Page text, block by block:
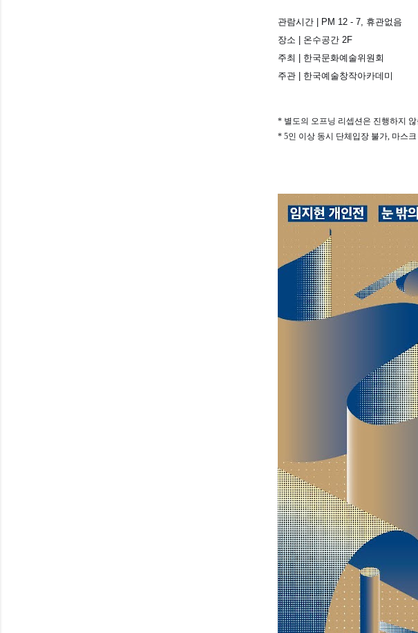
관람시간 | PM 12 - 7, 휴관없음
장소 | 온수공간 2F
주최 | 한국문화예술위원회
주관 | 한국예술창작아카데미
* 별도의 오프닝 리셉션은 진행하지
* 5인 이상 동시 단체입장 불가, 마스